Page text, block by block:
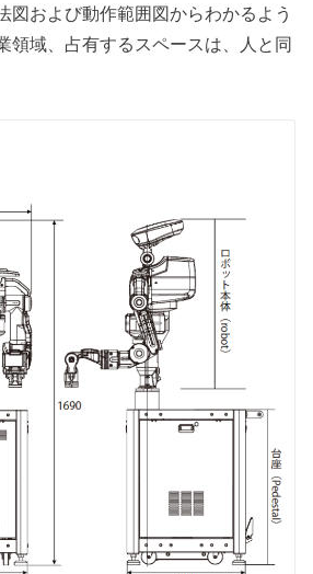
図および動作範囲図からわかるよう
領域、占有するスペースは、人と同